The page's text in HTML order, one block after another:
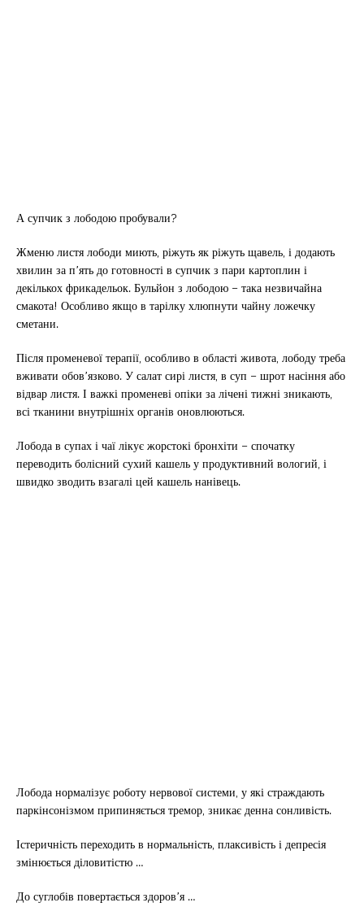
А супчик з лободою пробували?
Жменю листя лободи миють, ріжуть як ріжуть щавель, і додають
хвилин за п’ять до готовності в супчик з пари картоплин і
декількох фрикадельок. Бульйон з лободою – така незвичайна
смакота! Особливо якщо в тарілку хлюпнути чайну ложечку
сметани.
Після променевої терапії, особливо в області живота, лободу треба
вживати обов’язково. У салат сирі листя, в суп – шрот насіння або
відвар листя. І важкі променеві опіки за лічені тижні зникають,
всі тканини внутрішніх органів оновлюються.
Лобода в супах і чаї лікує жорстокі бронхіти – спочатку
переводить болісний сухий кашель у продуктивний вологий, і
швидко зводить взагалі цей кашель нанівець.
Лобода нормалізує роботу нервової системи, у які страждають
паркінсонізмом припиняється тремор, зникає денна сонливість.
Істеричність переходить в нормальність, плаксивість і депресія
змінюється діловитістю …
До суглобів повертається здоров’я …